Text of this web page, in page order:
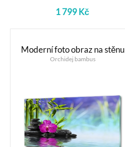
1 799 Kč
Moderní foto obraz na stěnu
Orchidej bambus